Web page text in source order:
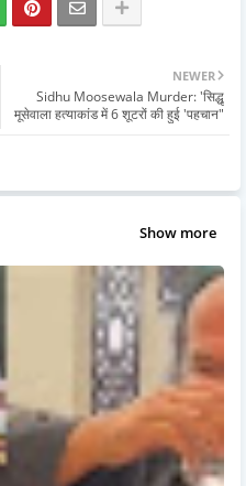
NEWER
Sidhu Moosewala Murder: 'सिद्धू
मूसेवाला हत्याकांड में 6 शूटरों की हुई 'पहचान"
Show more